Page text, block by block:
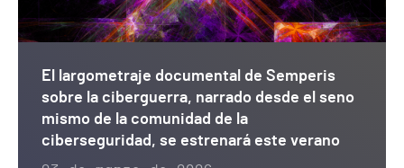
El largometraje documental de Semperis
sobre la ciberguerra, narrado desde el seno
mismo de la comunidad de la
ciberseguridad, se estrenará este verano